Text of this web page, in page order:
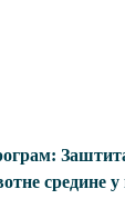
средине